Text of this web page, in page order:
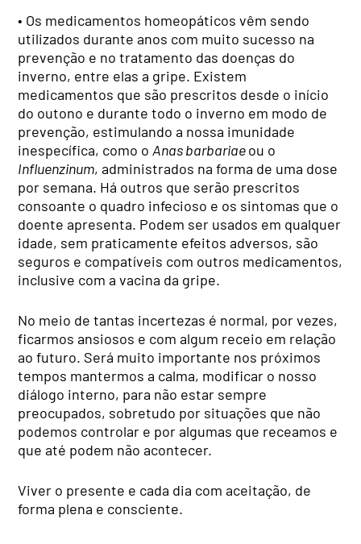
• Os medicamentos homeopáticos vêm sendo
utilizados durante anos com muito sucesso na
prevenção e no tratamento das doenças do
inverno, entre elas a gripe. Existem
medicamentos que são prescritos desde o início
do outono e durante todo o inverno em modo de
prevenção, estimulando a nossa imunidade
inespecífica, como oAnas barbariaeou o
Influenzinum, administrados na forma de uma dose
por semana. Há outros que serão prescritos
consoante o quadro infecioso e os sintomas que o
doente apresenta. Podem ser usados em qualquer
idade, sem praticamente efeitos adversos, são
seguros e compatíveis com outros medicamentos,
inclusive com a vacina da gripe.
No meio de tantas incertezas é normal, por vezes,
ficarmos ansiosos e com algum receio em relação
ao futuro. Será muito importante nos próximos
tempos mantermos a calma, modificar o nosso
diálogo interno, para não estar sempre
preocupados, sobretudo por situações que não
podemos controlar e por algumas que receamos e
que até podem não acontecer.
Viver o presente e cada dia com aceitação, de
forma plena e consciente.